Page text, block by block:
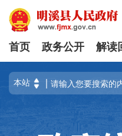
首页 政务公开 解读